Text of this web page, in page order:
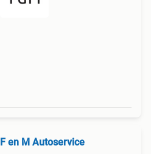
F en M Autoservice